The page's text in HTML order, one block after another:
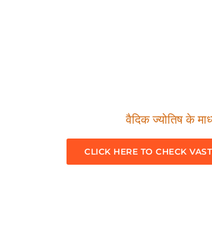
वैदिक ज्योतिष के
CLICK HERE TO CHECK